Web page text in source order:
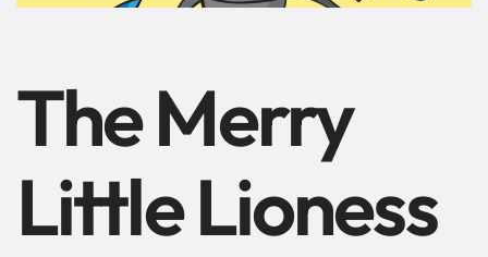
The Merry
Little Lioness